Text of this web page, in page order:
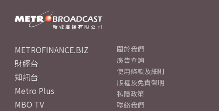
METROFINANCE.BIZ
財經台
知訊台
Metro Plus
MBO TV
關於我們
廣告查詢
使用條款及細則
版權及免責聲明
私隱政策
聯絡我們